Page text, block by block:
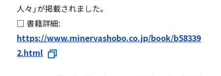
人々」が掲載されました。
□ 書籍詳細:
https://www.minervashobo.co.jp/book/b58339
2.html